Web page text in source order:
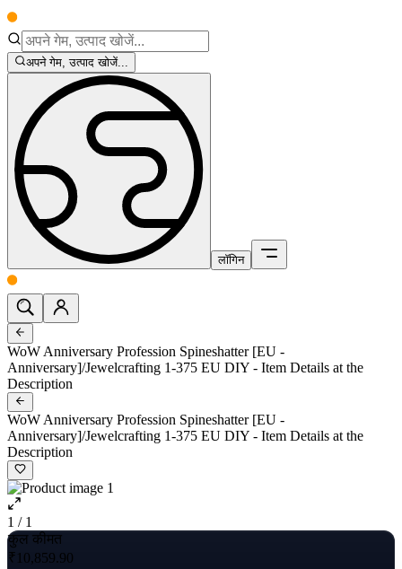
अपने गेम, उत्पाद खोजें...
लॉगिन
WoW Anniversary Profession Spineshatter [EU -
Anniversary]/Jewelcrafting 1-375 EU DIY - Item Details at the
Description
WoW Anniversary Profession Spineshatter [EU -
Anniversary]/Jewelcrafting 1-375 EU DIY - Item Details at the
Description
1 / 1
कुल कीमत
₹10,859.90